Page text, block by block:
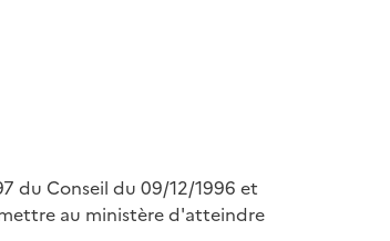
du Conseil du 09/12/1996 et
au ministère d'atteindre